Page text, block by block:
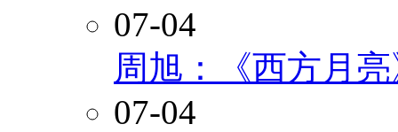
07-04
周旭：《西方月
07-04